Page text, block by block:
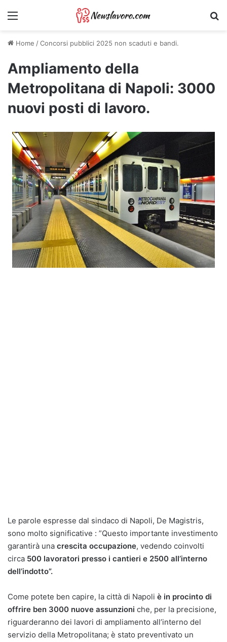
Menu
Home /Concorsi pubblici 2025 non scaduti e bandi.
Ampliamento della
Metropolitana di Napoli: 3000
nuovi posti di lavoro.
Le parole espresse dal sindaco di Napoli, De Magistris,
sono molto significative : ”Questo importante investimento
garantirà una crescita occupazione, vedendo coinvolti
circa 500 lavoratori presso i cantieri e 2500 all’interno
dell’indotto”.
Come potete ben capire, la città di Napoli è in procinto di
offrire ben 3000 nuove assunzioni che, per la precisione,
riguarderanno dei lavori di ampliamento all’interno del
servizio della Metropolitana; è stato preventivato un